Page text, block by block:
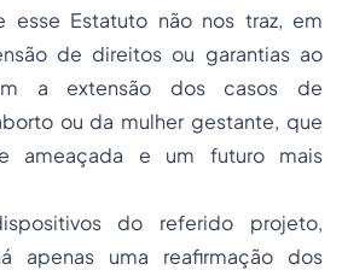
Estatuto não nos traz, em
de direitos ou garantias ao
a extensão dos casos de
ou da mulher gestante, que
ameaçada e um futuro mais
do referido projeto,
apenas uma reafirmação dos